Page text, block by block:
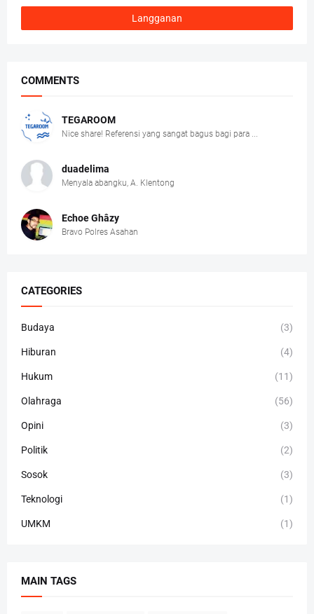
COMMENTS
TEGAROOM
Nice share! Referensi yang sangat bagus bagi para ...
duadelima
Menyala abangku, A. Klentong
Echoe Ghâzy
Bravo Polres Asahan
CATEGORIES
Budaya (3)
Hiburan (4)
Hukum (11)
Olahraga (56)
Opini (3)
Politik (2)
Sosok (3)
Teknologi (1)
UMKM (1)
MAIN TAGS